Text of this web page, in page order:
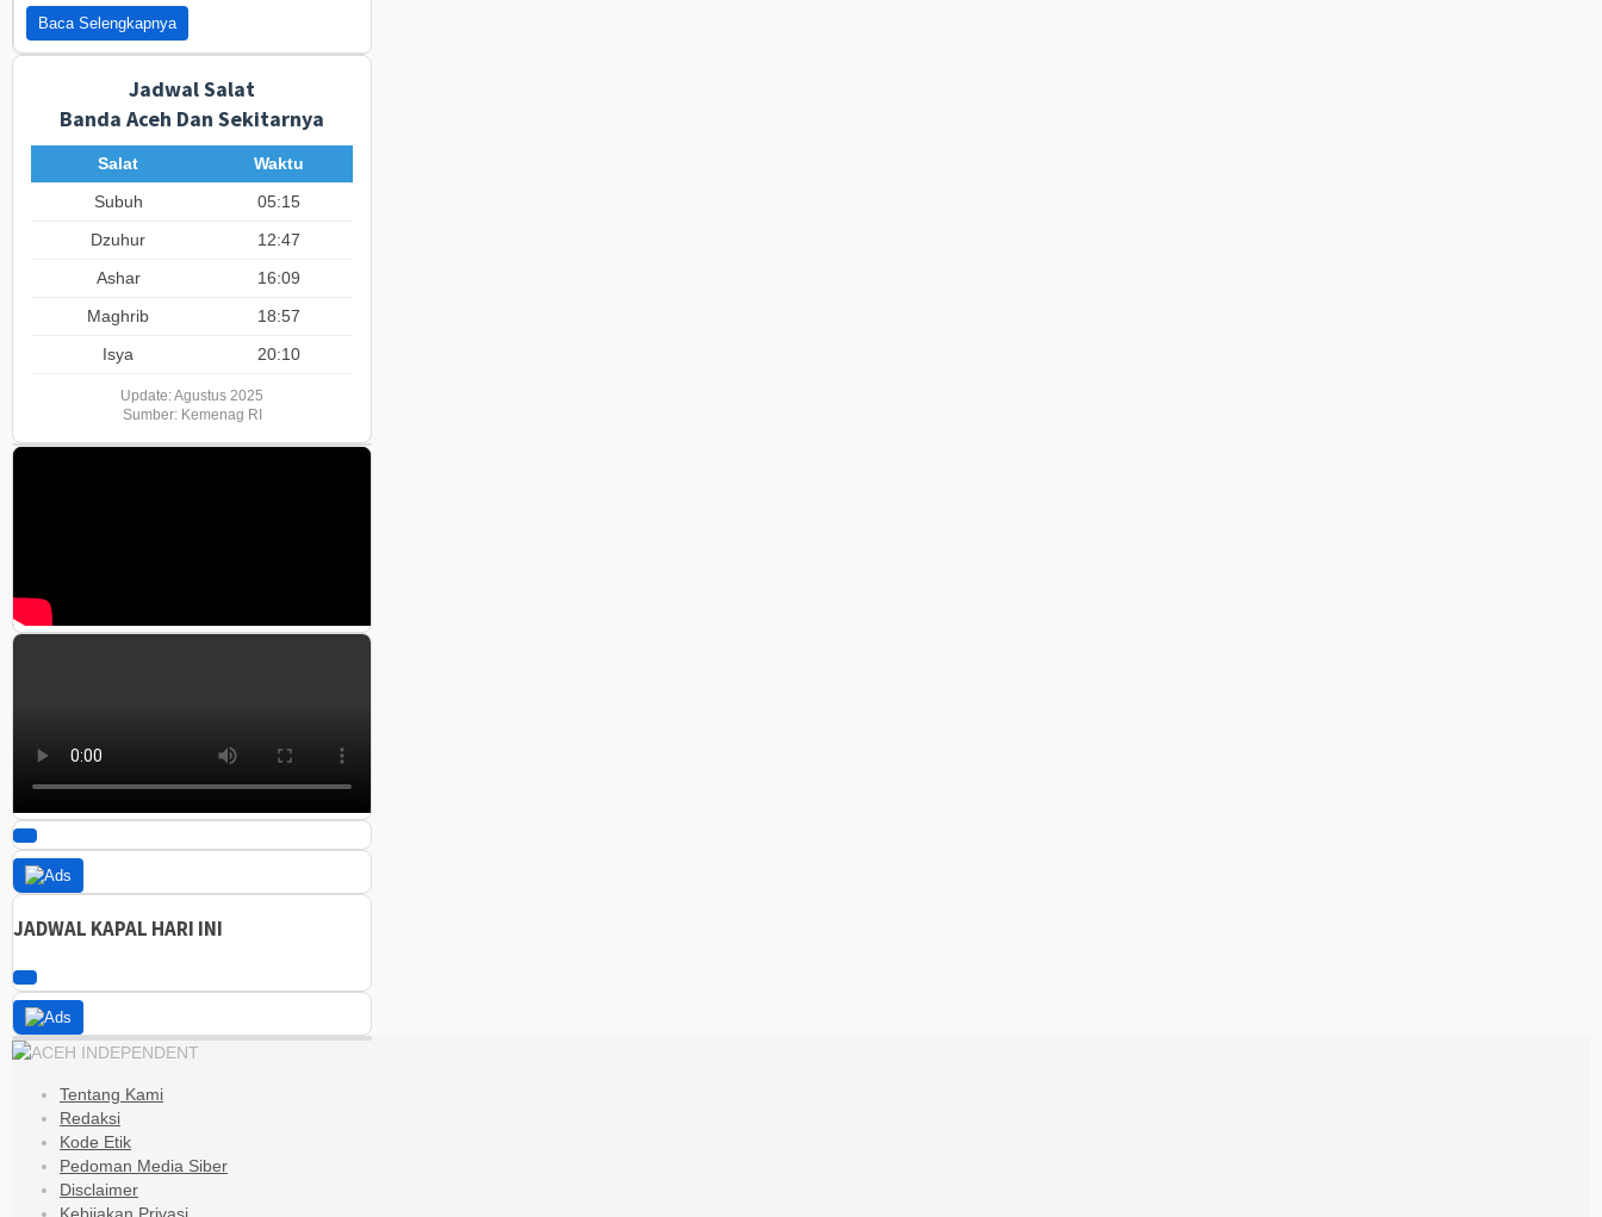
Baca Selengkapnya
Jadwal Salat
Banda Aceh Dan Sekitarnya
Salat
Waktu
Subuh
05:15
Dzuhur
12:47
Ashar
16:09
Maghrib
18:57
Isya
20:10
Update: Agustus 2025
Sumber: Kemenag RI
JADWAL KAPAL HARI INI
Tentang Kami
Redaksi
Kode Etik
Pedoman Media Siber
Disclaimer
Kebijakan Privasi